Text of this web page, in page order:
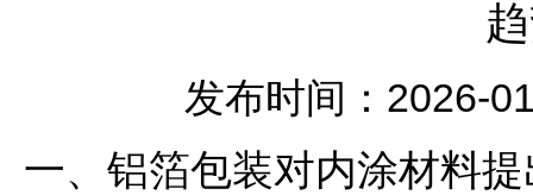
发布时间：2026-
一、铝箔包装对内涂材料